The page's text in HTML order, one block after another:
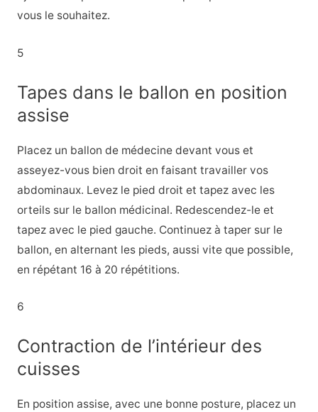
vous le souhaitez.
5
Tapes dans le ballon en position
assise
Placez un ballon de médecine devant vous et
asseyez-vous bien droit en faisant travailler vos
abdominaux. Levez le pied droit et tapez avec les
orteils sur le ballon médicinal. Redescendez-le et
tapez avec le pied gauche. Continuez à taper sur le
ballon, en alternant les pieds, aussi vite que possible,
en répétant 16 à 20 répétitions.
6
Contraction de l’intérieur des
cuisses
En position assise, avec une bonne posture, placez un